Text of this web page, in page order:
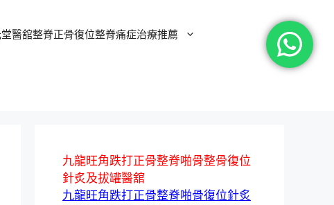
醫舘整脊正骨復位整脊痛症治療推薦
九龍旺角跌打正骨整脊啪骨整骨復位
針炙及拔罐醫舘
九龍旺角跌打正骨整脊啪骨復位針炙